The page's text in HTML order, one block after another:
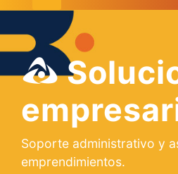
Soporte administrativo y
emprendimientos.